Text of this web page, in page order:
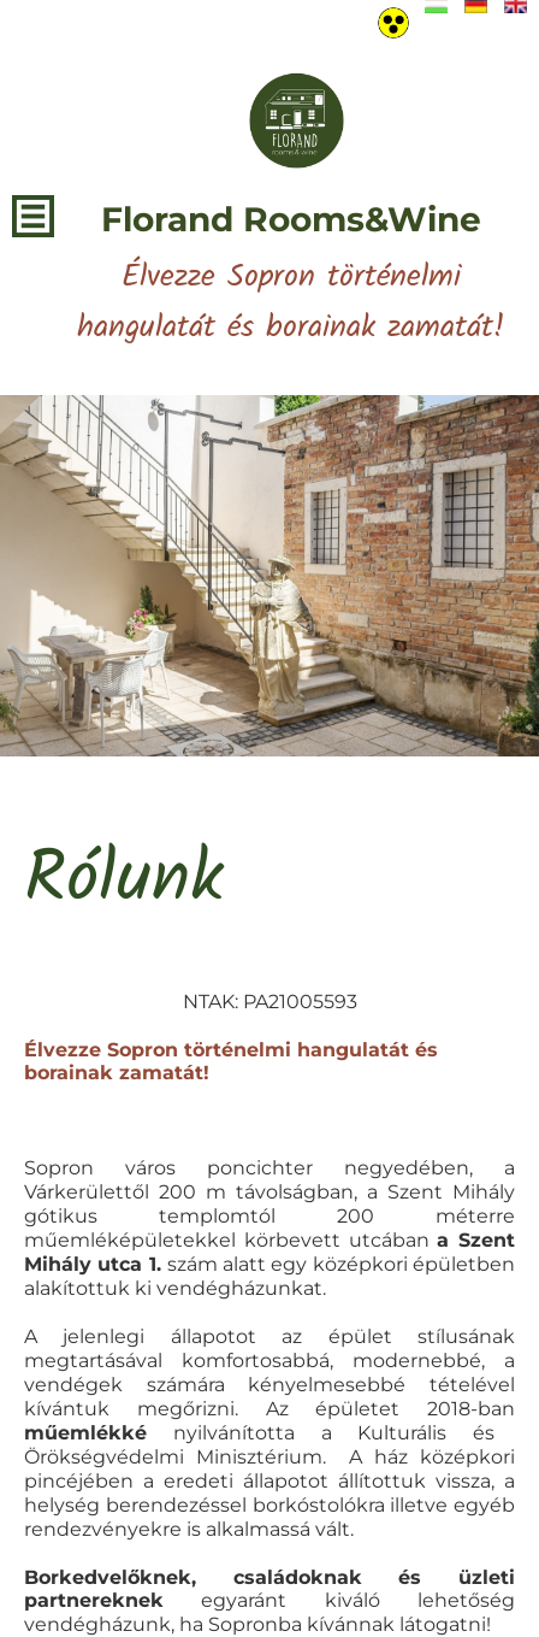
Florand Rooms&Wine
Élvezze Sopron történelmi
hangulatát és borainak zamatát!
Rólunk
NTAK: PA21005593
Élvezze Sopron történelmi hangulatát és
borainak zamatát!
Sopron város poncichter negyedében, a
Várkerülettől 200 m távolságban, a Szent Mihály
gótikus templomtól 200 méterre
műemléképületekkel körbevett utcábana Szent
Mihály utca 1. szám alatt egy középkori épületben
alakítottuk ki vendégházunkat.
A jelenlegi állapotot az épület stílusának
megtartásával komfortosabbá, modernebbé, a
vendégek számára kényelmesebbé tételével
kívántuk megőrizni. Az épületet 2018-ban
műemlékké nyilvánította a Kulturális és
Örökségvédelmi Minisztérium. A ház középkori
pincéjében a eredeti állapotot állítottuk vissza, a
helység berendezéssel borkóstolókra illetve egyéb
rendezvényekre is alkalmassá vált.
Borkedvelőknek, családoknak és üzleti
partnereknek egyaránt kiváló lehetőség
vendégházunk, ha Sopronba kívánnak látogatni!